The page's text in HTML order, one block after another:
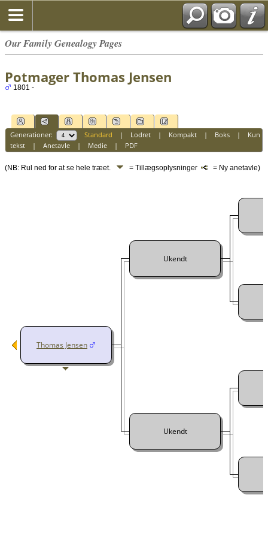
Our Family Genealogy Pages
Potmager Thomas Jensen
1801 -
Generationer: Standard | Lodret| Kompakt| Boks| Kun
tekst| Anetavle| Medie| PDF
(NB: Rul ned for at se hele træet. = Tillægsoplysninger = Ny anetavle)
Thomas Jensen
Ukendt
Ukendt